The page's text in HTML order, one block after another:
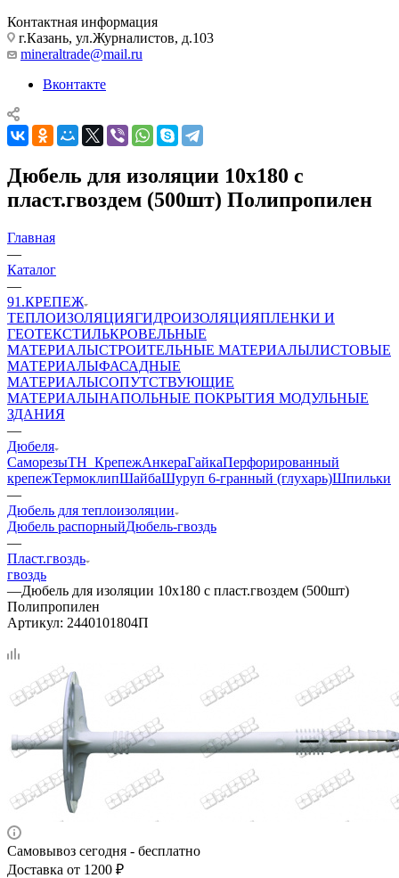
Контактная информация
г.Казань, ул.Журналистов, д.103
mineraltrade@mail.ru
Вконтакте
Дюбель для изоляции 10х180 с
пласт.гвоздем (500шт) Полипропилен
Главная
—
Каталог
—
91.КРЕПЕЖ
ТЕПЛОИЗОЛЯЦИЯГИДРОИЗОЛЯЦИЯПЛЕНКИ И
ГЕОТЕКСТИЛЬКРОВЕЛЬНЫЕ
МАТЕРИАЛЫСТРОИТЕЛЬНЫЕ МАТЕРИАЛЫЛИСТОВЫЕ
МАТЕРИАЛЫФАСАДНЫЕ
МАТЕРИАЛЫСОПУТСТВУЮЩИЕ
МАТЕРИАЛЫНАПОЛЬНЫЕ ПОКРЫТИЯ МОДУЛЬНЫЕ
ЗДАНИЯ
—
Дюбеля
СаморезыТН_КрепежАнкераГайкаПерфорированный
крепежТермоклипШайбаШуруп 6-гранный (глухарь)Шпильки
—
Дюбель для теплоизоляции
Дюбель распорныйДюбель-гвоздь
—
Пласт.гвоздь
гвоздь
—Дюбель для изоляции 10х180 с пласт.гвоздем (500шт)
Полипропилен
Артикул: 2440101804П
Самовывоз сегодня - бесплатно
Доставка от 1200 ₽